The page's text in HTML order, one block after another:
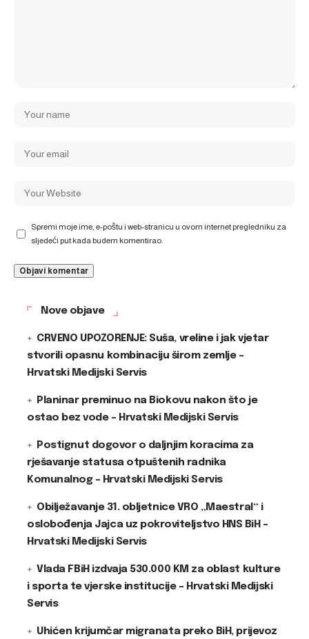
Spremi moje ime, e-poštu i web-stranicu u ovom internet pregledniku za
sljedeći put kada budem komentirao.
Nove objave
CRVENO UPOZORENJE: Suša, vreline i jak vjetar
stvorili opasnu kombinaciju širom zemlje –
Hrvatski Medijski Servis
Planinar preminuo na Biokovu nakon što je
ostao bez vode – Hrvatski Medijski Servis
Postignut dogovor o daljnjim koracima za
rješavanje statusa otpuštenih radnika
Komunalnog – Hrvatski Medijski Servis
Obilježavanje 31. obljetnice VRO „Maestral“ i
oslobođenja Jajca uz pokroviteljstvo HNS BiH –
Hrvatski Medijski Servis
Vlada FBiH izdvaja 530.000 KM za oblast kulture
i sporta te vjerske institucije – Hrvatski Medijski
Servis
Uhićen krijumčar migranata preko BiH, prijevoz